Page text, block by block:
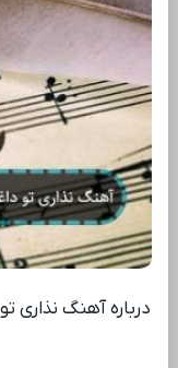
درباره آهنگ نذاری